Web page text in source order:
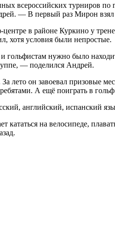
всероссийских турниров
— В первый раз Мирон
в районе Куркино у
хотя условия были непростые.
гольфистам нужно было
— поделился Андрей.
лето он завоевал призовые
А ещё поиграть в
английский, испанский
на велосипеде,